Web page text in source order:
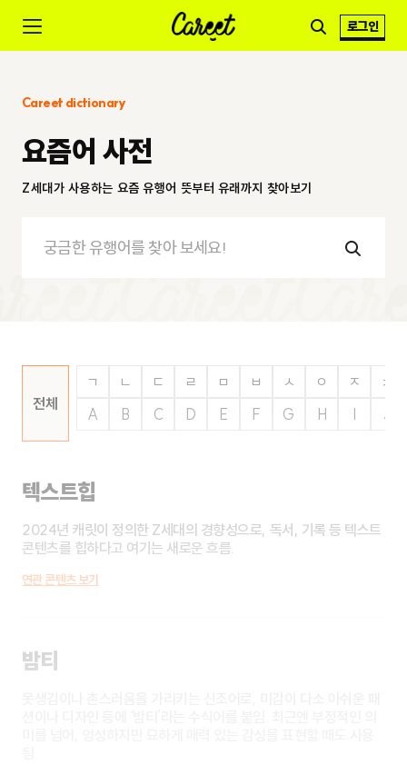
로그인
Careet dictionary
요즘어 사전
Z세대가 사용하는 요즘 유행어 뜻부터 유래까지 찾아보기
전체
ㄱ ㄴ ㄷ ㄹ ㅁ ㅂ ㅅ ㅇ ㅈ
ㅊ
A
B C D E F G H I J
텍스트힙
2024년 캐릿이 정의한 Z세대의 경향성으로, 독서, 기록 등 텍스트
콘텐츠를 힙하다고 여기는 새로운 흐름.
연관 콘텐츠 보기
밤티